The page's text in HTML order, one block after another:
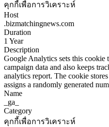
คุกกี้เพื่อการวิเคราะห์
Host
.bizmatchingnews.com
Duration
1 Year
Description
Google Analytics sets this cookie
campaign data and also keeps
analytics report. The cookie
assigns a randomly generated
Name
_ga_
Category
คุกกี้เพื่อการวิเคราะห์